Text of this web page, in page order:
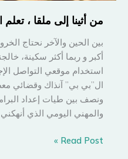
من أثينا إلى ملقا ،
بين الحين والآخر نحتاج
أكبر و ربما أكثر سكينة،
استخدام موقعي التواصل
ال”بي بي” آنذاك وقضائي
ونصف بين طيات إعداد
والمهني اليومي الذي
من
Read Post »